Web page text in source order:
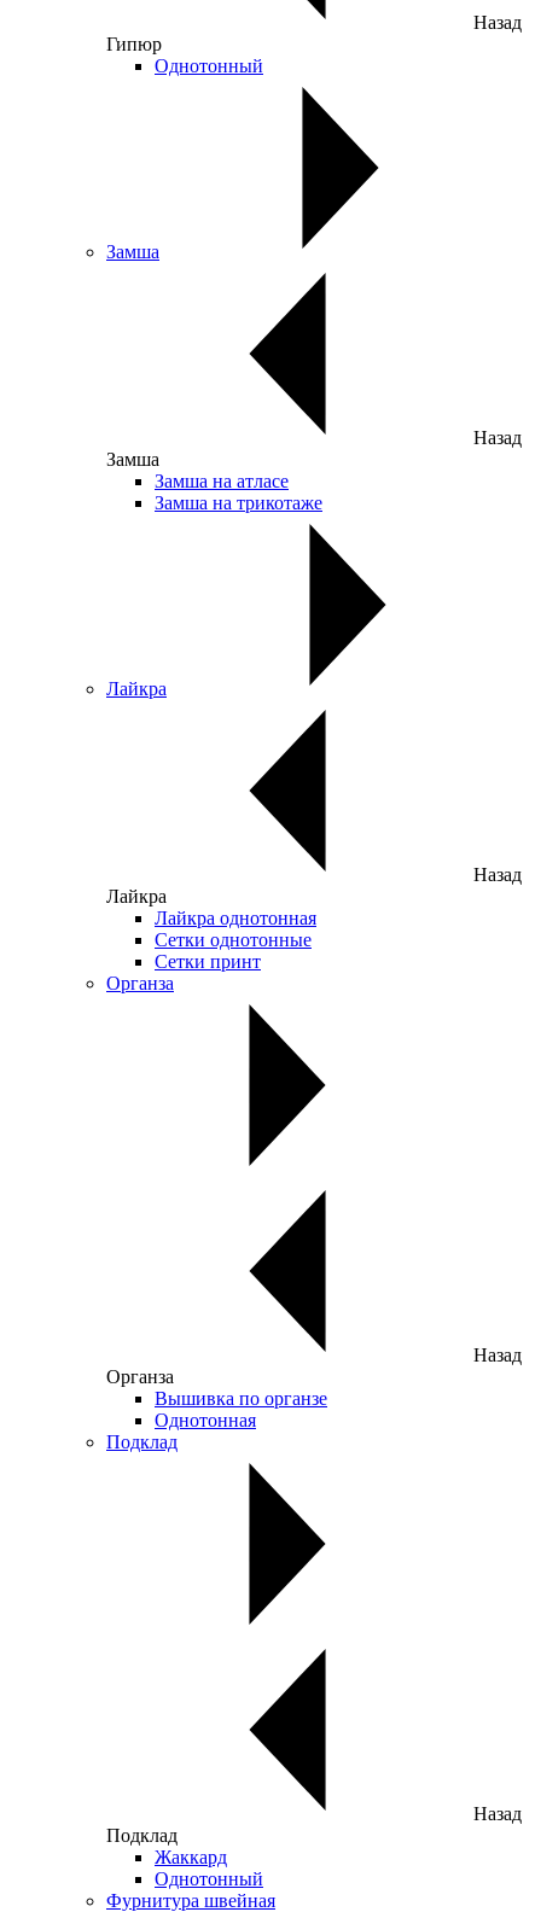
Назад
Гипюр
Однотонный
Замша
Назад
Замша
Замша на атласе
Замша на трикотаже
Лайкра
Назад
Лайкра
Лайкра однотонная
Сетки однотонные
Сетки принт
Органза
Назад
Органза
Вышивка по органзе
Однотонная
Подклад
Назад
Подклад
Жаккард
Однотонный
Фурнитура швейная